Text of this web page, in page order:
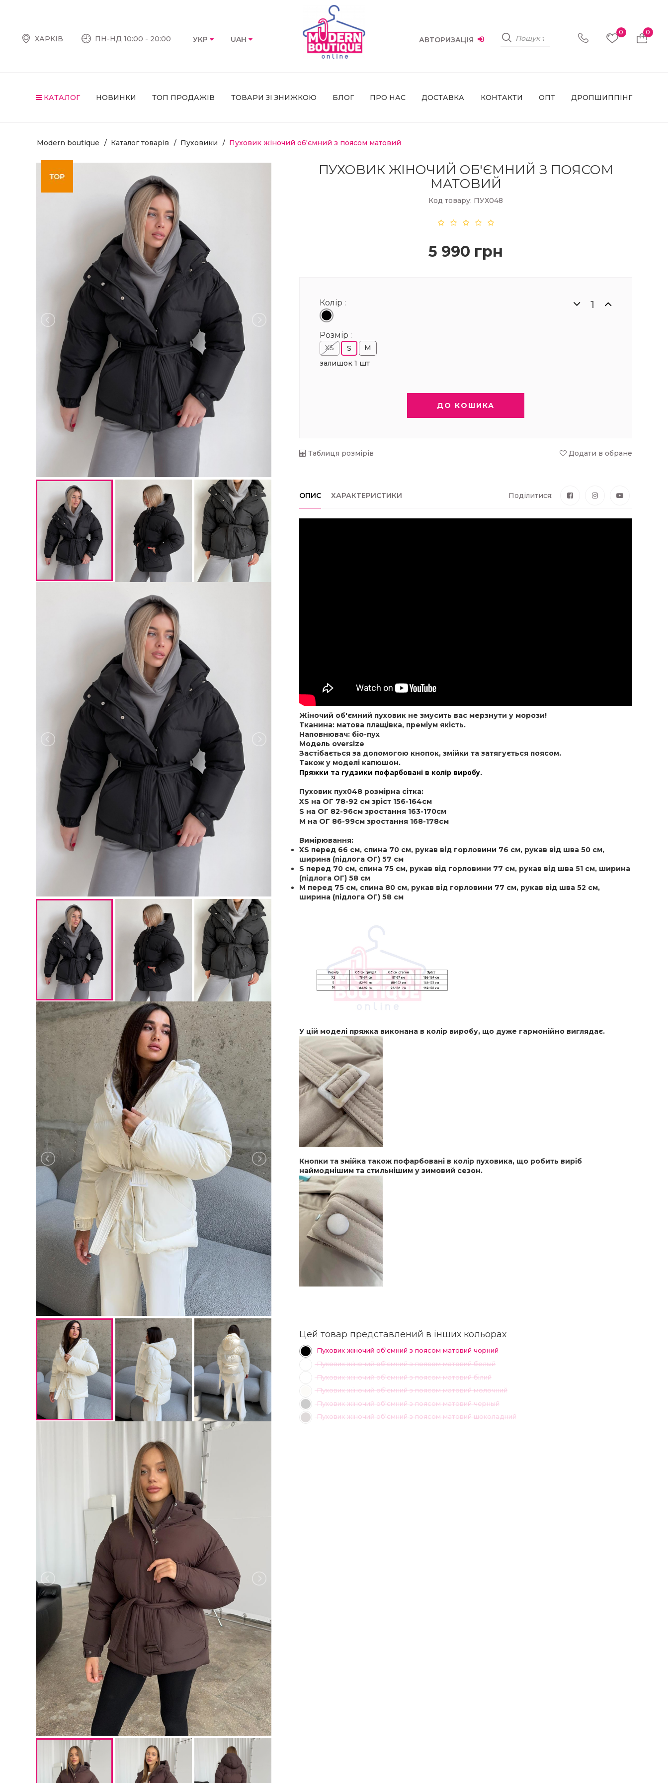
ХАРКІВ ПН-НД 10:00 - 20:00 УКР UAH АВТОРИЗАЦІЯ
0 0
КАТАЛОГ НОВИНКИ ТОП ПРОДАЖІВ ТОВАРИ ЗІ ЗНИЖКОЮ БЛОГ ПРО НАС ДОСТАВКА КОНТАКТИ ОПТ ДРОПШИППІНГ
Modern boutique Каталог товарів Пуховики Пуховик жіночий об'ємний з поясом матовий
ПУХОВИК ЖІНОЧИЙ ОБ'ЄМНИЙ З ПОЯСОМ
МАТОВИЙ
Код товару: ПУХ048
5 990 грн
Колір :
Розмір :
XS S
M
залишок 1 шт
ДО КОШИКА
Таблиця розмірів Додати в обране
ОПИС ХАРАКТЕРИСТИКИ Поділитися:
Жіночий об'ємний пуховик не змусить вас мерзнути у морози!
Тканина: матова плащівка, преміум якість.
Наповнювач: біо-пух
Модель oversize
Застібається за допомогою кнопок, змійки та затягується поясом.
Також у моделі капюшон.
Пряжки та гудзики пофарбовані в колір виробу.
Пуховик пух048 розмірна сітка:
XS на ОГ 78-92 см зріст 156-164см
S на ОГ 82-96см зростання 163-170см
M на ОГ 86-99см зростання 168-178см
Вимірювання:
XS перед 66 см, спина 70 см, рукав від горловини 76 см, рукав від шва 50 см,
ширина (підлога ОГ) 57 см
S перед 70 см, спина 75 см, рукав від горловини 77 см, рукав від шва 51 см, ширина
(підлога ОГ) 58 см
M перед 75 см, спина 80 см, рукав від горловини 77 см, рукав від шва 52 см,
ширина (підлога ОГ) 58 см
У цій моделі пряжка виконана в колір виробу, що дуже гармонійно виглядає.
Кнопки та змійка також пофарбовані в колір пуховика, що робить виріб
наймоднішим та стильнішим у зимовий сезон.
Цей товар представлений в інших кольорах
Пуховик жіночий об'ємний з поясом матовий чорний
Пуховик жіночий об'ємний з поясом матовий белый
Пуховик жіночий об'ємний з поясом матовий білий
Пуховик жіночий об'ємний з поясом матовий молочний
Пуховик жіночий об'ємний з поясом матовий черный
Пуховик жіночий об'ємний з поясом матовий шоколадний